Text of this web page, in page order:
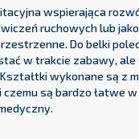
wspierająca
ruchowych lub
Do belki
w trakcie zabawy,
wykonane są z
są bardzo łatwe